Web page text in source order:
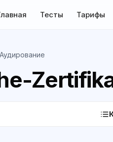
Тесты Тарифы